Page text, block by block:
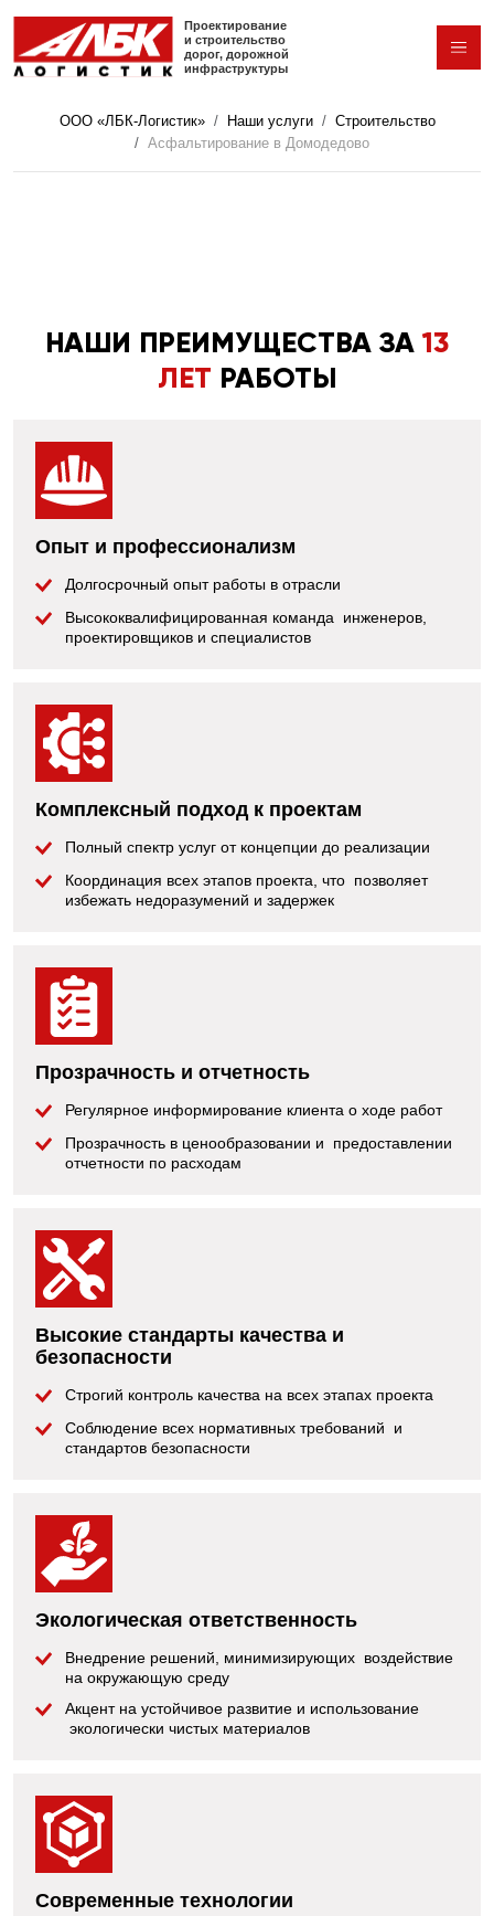
Проектирование
и строительство
дорог, дорожной
инфраструктуры
ООО «ЛБК-Логистик» Наши услуги
Строительство
Асфальтирование в Домодедово
НАШИ ПРЕИМУЩЕСТВА ЗА 13
ЛЕТ РАБОТЫ
Опыт и профессионализм
Долгосрочный опыт работы в отрасли
Высококвалифицированная команда инженеров,
проектировщиков и специалистов
Комплексный подход к проектам
Полный спектр услуг от концепции до реализации
Координация всех этапов проекта, что позволяет
избежать недоразумений и задержек
Прозрачность и отчетность
Регулярное информирование клиента о ходе работ
Прозрачность в ценообразовании и предоставлении
отчетности по расходам
Высокие стандарты качества и
безопасности
Строгий контроль качества на всех этапах проекта
Соблюдение всех нормативных требований и
стандартов безопасности
Экологическая ответственность
Внедрение решений, минимизирующих воздействие
на окружающую среду
Акцент на устойчивое развитие и использование
экологически чистых материалов
Современные технологии